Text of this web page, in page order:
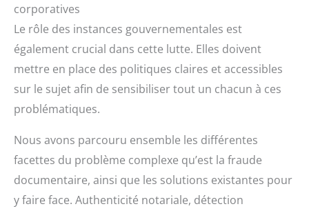
corporatives
Le rôle des instances gouvernementales est
également crucial dans cette lutte. Elles doivent
mettre en place des politiques claires et accessibles
sur le sujet afin de sensibiliser tout un chacun à ces
problématiques.
Nous avons parcouru ensemble les différentes
facettes du problème complexe qu’est la fraude
documentaire, ainsi que les solutions existantes pour
y faire face. Authenticité notariale, détection